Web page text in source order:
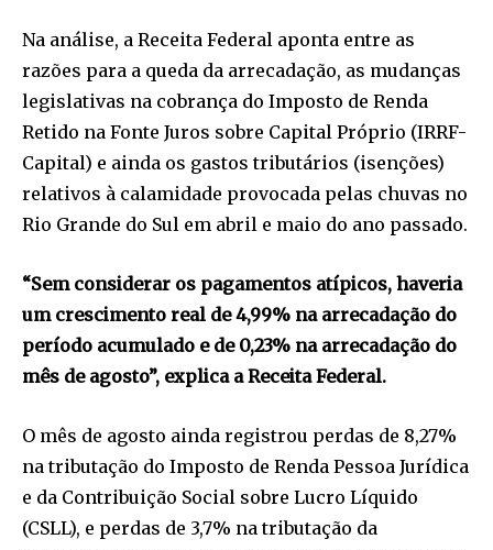
Na análise, a Receita Federal aponta entre as
razões para a queda da arrecadação, as mudanças
legislativas na cobrança do Imposto de Renda
Retido na Fonte Juros sobre Capital Próprio (IRRF-
Capital) e ainda os gastos tributários (isenções)
relativos à calamidade provocada pelas chuvas no
Rio Grande do Sul em abril e maio do ano passado.
“Sem considerar os pagamentos atípicos, haveria
um crescimento real de 4,99% na arrecadação do
período acumulado e de 0,23% na arrecadação do
mês de agosto”, explica a Receita Federal.
O mês de agosto ainda registrou perdas de 8,27%
na tributação do Imposto de Renda Pessoa Jurídica
e da Contribuição Social sobre Lucro Líquido
(CSLL), e perdas de 3,7% na tributação da